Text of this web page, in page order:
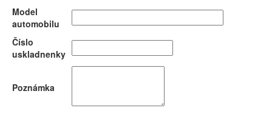
Model
automobilu
Číslo
uskladnenky
Poznámka